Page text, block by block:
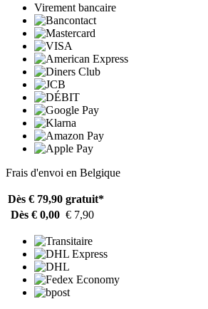
Virement bancaire
Frais d'envoi en Belgique
Dès € 79,90 gratuit*
Dès € 0,00 € 7,90